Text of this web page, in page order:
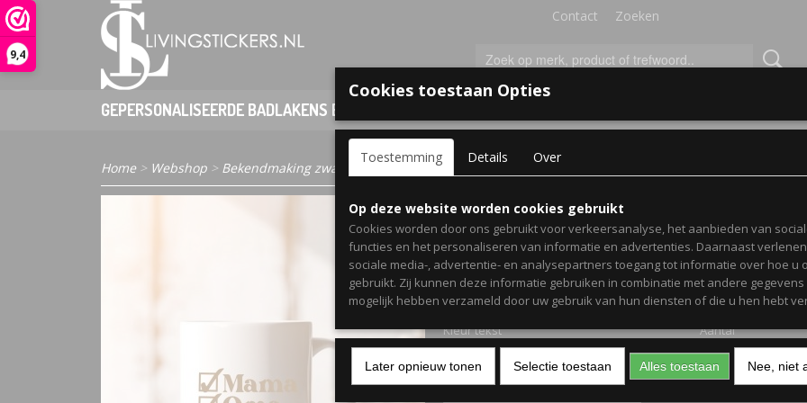
9,4
Contact Zoeken
GEPERSONALISEERDE BADLAKENS EN PONCHO'S VOOR KINDEREN
Home> Webshop > Bekendmaking zwangerschap mokken > Zwangerschaps bekendmaking mok mama en oma
Zwangerschaps
mok mama en oma
€ 12,50 (inclusief btw 21%)
Kleur tekst Aantal
Cookies toestaan Opties
Toestemming Details Over
Op deze website worden cookies gebruikt
Cookies worden door ons gebruikt voor verkeersanalyse, het aanbieden van
functies en het personaliseren van informatie en advertenties. Daarnaast
sociale media-, advertentie- en analysepartners toegang tot informatie over hoe u
gebruikt. Zij kunnen deze informatie gebruiken in combinatie met andere gegevens
mogelijk hebben verzameld door uw gebruik van hun diensten of die u hen hebt
Later opnieuw tonen Selectie toestaan Alles toestaan Nee, niet